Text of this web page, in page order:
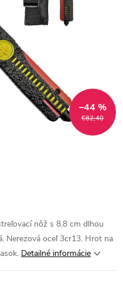
€82,40
–44 %
nôž s 8,8 cm dlhou
Nerezová oceľ 3cr13. Hrot na
Detailné informácie